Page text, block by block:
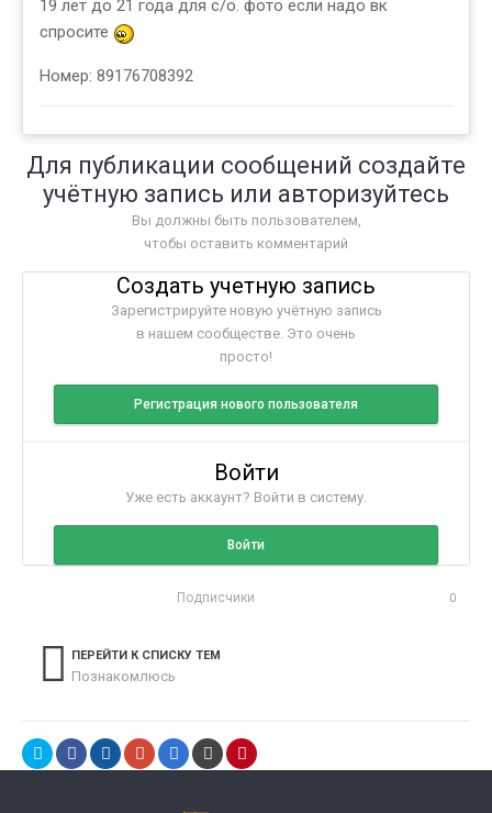
19 лет до 21 года для с/о. фото если надо вк
спросите
Номер: 89176708392
Для публикации сообщений создайте
учётную запись или авторизуйтесь
Вы должны быть пользователем,
чтобы оставить комментарий
Создать учетную запись
Зарегистрируйте новую учётную запись
в нашем сообществе. Это очень
просто!
Регистрация нового пользователя
Войти
Уже есть аккаунт? Войти в систему.
Войти
Подписчики 0
ПЕРЕЙТИ К СПИСКУ ТЕМ
Познакомлюсь